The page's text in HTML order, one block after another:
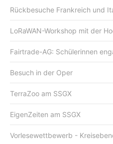
Rückbesuche Frankreich und
LoRaWAN-Workshop mit der
Fairtrade-AG: Schülerinnen
Besuch in der Oper
TerraZoo am SSGX
EigenZeiten am SSGX
Vorlesewettbewerb -